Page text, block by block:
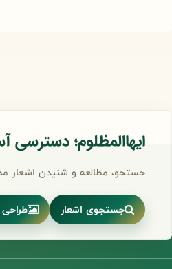
ایهاالمظلوم؛ دسترسی
جستجو، مطالعه و شنیدن اشعار
جستجوی اشعار طراحی